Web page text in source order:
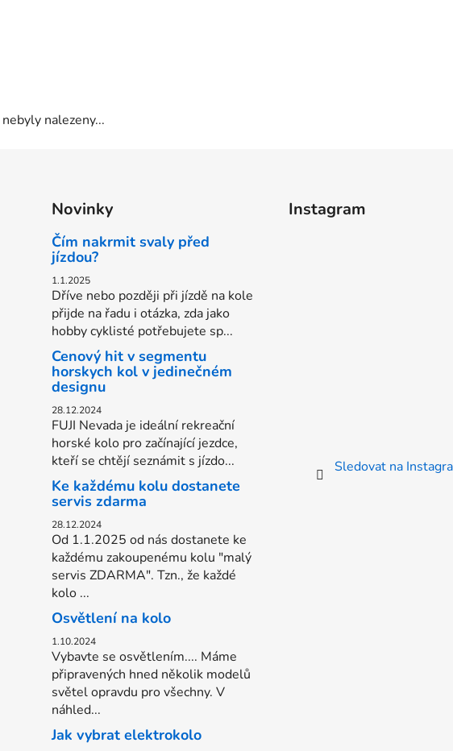
nebyly nalezeny...
Novinky
Čím nakrmit svaly před
jízdou?
1.1.2025
Dříve nebo později při jízdě na kole
přijde na řadu i otázka, zda jako
hobby cyklisté potřebujete sp...
Cenový hit v segmentu
horskych kol v jedinečném
designu
28.12.2024
FUJI Nevada je ideální rekreační
horské kolo pro začínající jezdce,
kteří se chtějí seznámit s jízdo...
Ke každému kolu dostanete
servis zdarma
28.12.2024
Od 1.1.2025 od nás dostanete ke
každému zakoupenému kolu "malý
servis ZDARMA". Tzn., že každé
kolo ...
Osvětlení na kolo
1.10.2024
Vybavte se osvětlením.... Máme
připravených hned několik modelů
světel opravdu pro všechny. V
náhled...
Jak vybrat elektrokolo
Instagram
Sledovat na